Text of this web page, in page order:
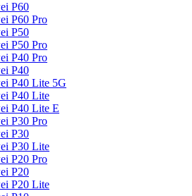
P60
P60 Pro
P50
P50 Pro
P40 Pro
P40
P40 Lite 5G
P40 Lite
P40 Lite E
P30 Pro
P30
P30 Lite
P20 Pro
P20
P20 Lite